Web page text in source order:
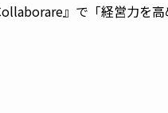
』で「経営力を